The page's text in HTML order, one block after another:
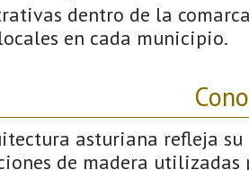
dentro de la
en cada municipio.
asturiana refleja
de madera